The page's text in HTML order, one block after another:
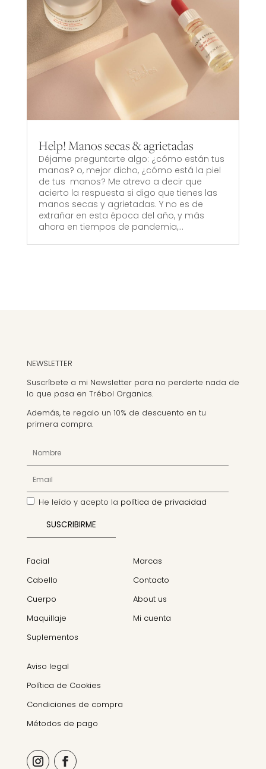
Help! Manos secas & agrietadas
Déjame preguntarte algo: ¿cómo están tus
manos? o, mejor dicho, ¿cómo está la piel
de tus manos? Me atrevo a decir que
acierto la respuesta si digo que tienes las
manos secas y agrietadas. Y no es de
extrañar en esta época del año, y más
ahora en tiempos de pandemia,...
NEWSLETTER
Suscríbete a mi Newsletter para no perderte nada de
lo que pasa en Trébol Organics.
Además, te regalo un 10% de descuento en tu
primera compra.
He leído y acepto la política de privacidad
Facial
Cabello
Cuerpo
Maquillaje
Suplementos
Marcas
Contacto
About us
Mi cuenta
Aviso legal
Política de Cookies
Condiciones de compra
Métodos de pago